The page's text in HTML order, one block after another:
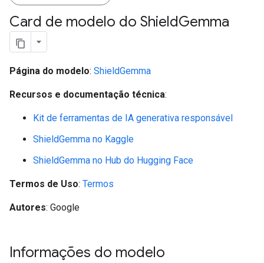
Card de modelo do ShieldGemma
Página do modelo: ShieldGemma
Recursos e documentação técnica:
Kit de ferramentas de IA generativa responsável
ShieldGemma no Kaggle
ShieldGemma no Hub do Hugging Face
Termos de Uso: Termos
Autores: Google
Informações do modelo